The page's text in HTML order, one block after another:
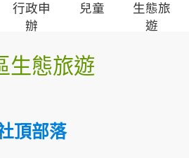
行政申
辦
兒童
生態旅
遊
生態旅遊
頂部落